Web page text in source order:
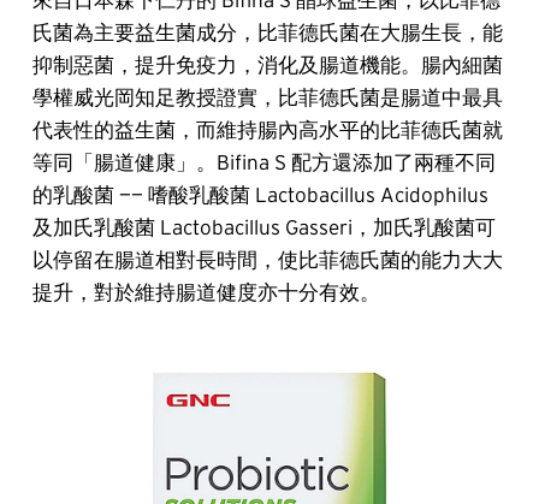
氏菌為主要益生菌成分，比菲德氏菌在大腸生長，能
抑制惡菌，提升免疫力，消化及腸道機能。腸內細菌
學權威光岡知足教授證實，比菲德氏菌是腸道中最具
代表性的益生菌，而維持腸內高水平的比菲德氏菌就
等同「腸道健康」。Bifina S 配方還添加了兩種不同
的乳酸菌 —— 嗜酸乳酸菌 Lactobacillus Acidophilus
及加氏乳酸菌 Lactobacillus Gasseri，加氏乳酸菌可
以停留在腸道相對長時間，使比菲德氏菌的能力大大
提升，對於維持腸道健度亦十分有效。